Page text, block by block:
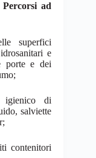
ad
superfici
e
porte e dei
igienico di
salviette
contenitori